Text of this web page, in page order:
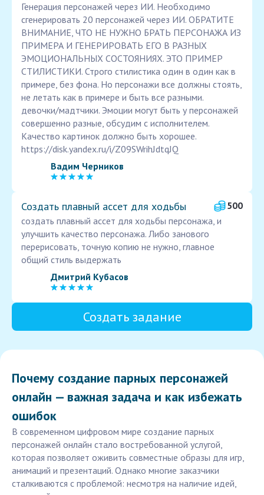
Генерация персонажей через ИИ. Необходимо
сгенерировать 20 персонажей через ИИ. ОБРАТИТЕ
ВНИМАНИЕ, ЧТО НЕ НУЖНО БРАТЬ ПЕРСОНАЖА ИЗ
ПРИМЕРА И ГЕНЕРИРОВАТЬ ЕГО В РАЗНЫХ
ЭМОЦИОНАЛЬНЫХ СОСТОЯНИЯХ. ЭТО ПРИМЕР
СТИЛИСТИКИ. Строго стилистика один в один как в
примере, без фона. Но персонажи все должны стоять,
не летать как в примере и быть все разными.
девочки/мадтчики. Эмоции могут быть у персонажей
совершенно разные, обсудим с исполнителем.
Качество картинок должно быть хорошее.
https://disk.yandex.ru/i/Z09SWrihJdtqJQ
Вадим Черников
Создать плавный ассет для ходьбы
500
создать плавный ассет для ходьбы персонажа, и
улучшить качество персонажа. Либо занового
перерисовать, точную копию не нужно, главное
общий стиль выдержать
Дмитрий Кубасов
Создать задание
Почему создание парных персонажей
онлайн — важная задача и как избежать
ошибок
В современном цифровом мире создание парных
персонажей онлайн стало востребованной услугой,
которая позволяет оживить совместные образы для игр,
анимаций и презентаций. Однако многие заказчики
сталкиваются с проблемой: несмотря на наличие идей,